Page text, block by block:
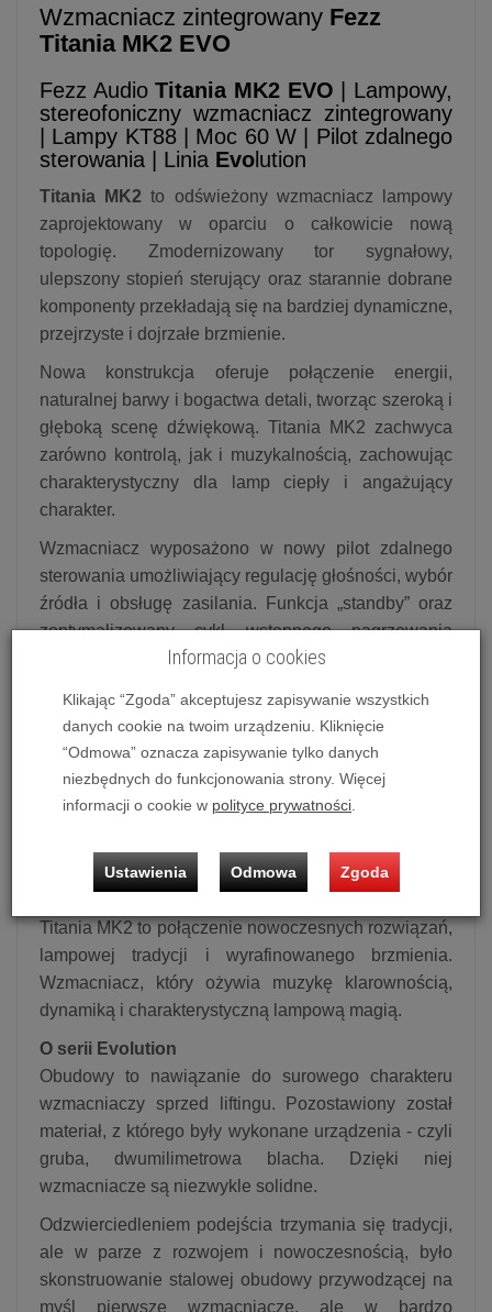
Wzmacniacz zintegrowany Fezz
Titania MK2 EVO
Fezz AudioTitania MK2 EVO | Lampowy,
stereofoniczny wzmacniacz zintegrowany
| Lampy KT88 | Moc 60 W | Pilot zdalnego
sterowania | Linia Evo lution
Titania MK2 to odświeżony wzmacniacz lampowy
zaprojektowany w oparciu o całkowicie nową
topologię. Zmodernizowany tor sygnałowy,
ulepszony stopień sterujący oraz starannie dobrane
komponenty przekładają się na bardziej dynamiczne,
przejrzyste i dojrzałe brzmienie.
Nowa konstrukcja oferuje połączenie energii,
naturalnej barwy i bogactwa detali, tworząc szeroką i
głęboką scenę dźwiękową. Titania MK2 zachwyca
zarówno kontrolą, jak i muzykalnością, zachowując
charakterystyczny dla lamp ciepły i angażujący
charakter.
Wzmacniacz wyposażono w nowy pilot zdalnego
sterowania umożliwiający regulację głośności, wybór
źródła i obsługę zasilania. Funkcja „standby” oraz
zoptymalizowany cykl wstępnego nagrzewania
zapewniają idealne warunki pracy i wydłużają
Do dyspozycji użytkownika są dwa sloty na
opcjonalne karty rozszerzeń, zwiększające
funkcjonalność urządzenia. Z kolei całkowicie
przeprojektowany system elektronicznych
korekcja biasu gwarantują maksymalną
niezawodność i bezobsługową eksploatację.
Titania MK2 to połączenie nowoczesnych rozwiązań,
lampowej tradycji i wyrafinowanego brzmienia.
Wzmacniacz, który ożywia muzykę klarownością,
dynamiką i charakterystyczną lampową magią.
O serii Evolution
Obudowy to nawiązanie do surowego charakteru
wzmacniaczy sprzed liftingu. Pozostawiony został
materiał, z którego były wykonane urządzenia - czyli
gruba, dwumilimetrowa blacha. Dzięki niej
wzmacniacze są niezwykle solidne.
Odzwierciedleniem podejścia trzymania się tradycji,
ale w parze z rozwojem i nowoczesnością, było
skonstruowanie stalowej obudowy przywodzącej na
myśl pierwsze wzmacniacze, ale w bardzo
Informacja o cookies
Klikając “Zgoda” akceptujesz zapisywanie wszystkich
danych cookie na twoim urządzeniu. Kliknięcie
“Odmowa” oznacza zapisywanie tylko danych
niezbędnych do funkcjonowania strony. Więcej
informacji o cookie w polityce prywatności
Ustawienia Odmowa Zgoda